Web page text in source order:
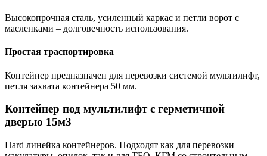
Высокопрочная сталь, усиленный каркас и петли ворот с
масленками – долговечность использования.
Простая траспортировка
Контейнер предназначен для перевозки системой мультилифт,
петля захвата контейнера 50 мм.
Контейнер под мультилифт с герметичной
дверью 15м3
Hard линейка контейнеров. Подходят как для перевозки